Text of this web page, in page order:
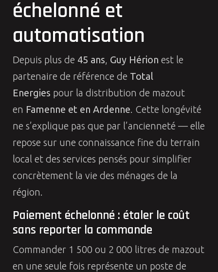
échelonné et
automatisation
Depuis plus de 45 ans, Guy Hérion est le
partenaire de référence de Total
Energies pour la distribution de mazout
en Famenne et en Ardenne. Cette longévité
ne s’explique pas que par l’ancienneté — elle
repose sur une connaissance fine du terrain
local et des services pensés pour simplifier
concrètement la vie des ménages de la
région.
Paiement échelonné : étaler le coût
sans reporter la commande
Commander 1 500 ou 2 000 litres de mazout
en une seule fois représente un poste de